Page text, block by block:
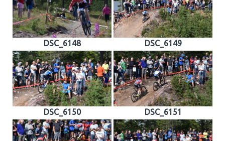
DSC_6148 DSC_6149
DSC_6150 DSC_6151